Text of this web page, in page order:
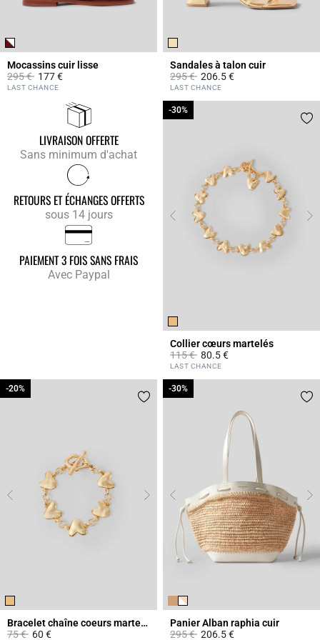
Mocassins cuir lisse
Prix réduit à partir de
295 €à177 €
3,6 out of 5 Customer Rating
LAST CHANCE
Sandales à talon cuir
Prix réduit à partir de
295 €à206.5 €
4,4 out of 5 Customer Rating
LAST CHANCE
LIVRAISON OFFERTE
Sans minimum d'achat
RETOURS ET ÉCHANGES OFFERTS
sous 14 jours
PAIEMENT 3 FOIS SANS FRAIS
Avec Paypal
Collier cœurs martelés
Prix réduit à partir de
115 €à
-30%
80.5 €
4,2 out of 5 Customer Rating
LAST CHANCE
-30%
Bracelet chaîne coeurs martelés
Prix réduit à partir de
75 €à
-20%
60 €
-20%
Panier Alban raphia cuir
Prix réduit à partir de
295 €à
-30%
206.5 €
-30%